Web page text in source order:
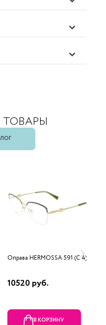
Оправа HERMOSSA 591 (C 4)
10520 руб.
В КОРЗИНУ